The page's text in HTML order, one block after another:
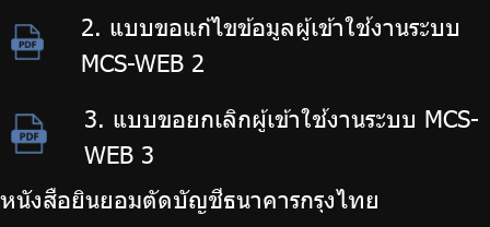
2. แบบขอแก้ไขข้อมูลผู้เข้าใช้งานระบบ
MCS-WEB 2
3. แบบขอยกเลิกผู้เข้าใช้งานระบบ MCS-
WEB 3
หนังสือยินยอมตัดบัญชีธนาคารกรุงไทย